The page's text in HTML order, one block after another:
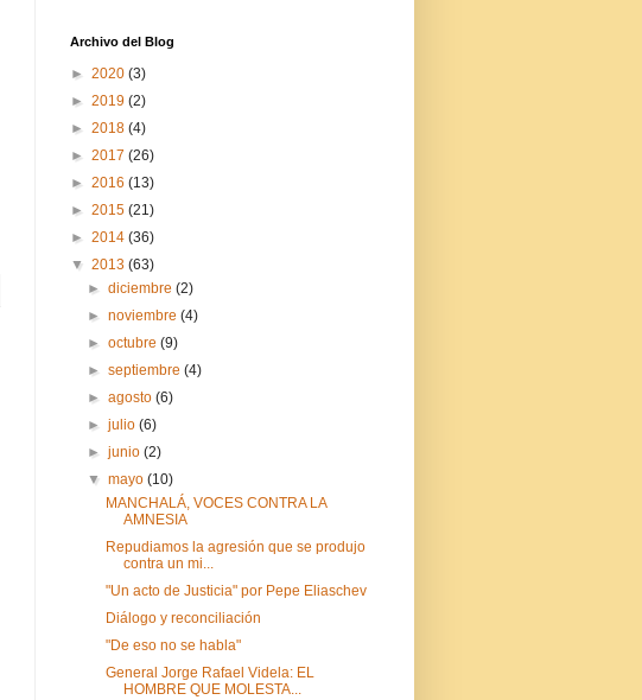
Archivo del Blog
► 2020 (3)
► 2019 (2)
► 2018 (4)
► 2017 (26)
► 2016 (13)
► 2015 (21)
► 2014 (36)
▼ 2013 (63)
►diciembre(2)
►noviembre(4)
►octubre(9)
►septiembre(4)
►agosto(6)
►julio(6)
►junio(2)
▼mayo(10)
MANCHALÁ, VOCES CONTRA LA
AMNESIA
Repudiamos la agresión que se produjo
contra un mi...
"Un acto de Justicia" por Pepe Eliaschev
Diálogo y reconciliación
"De eso no se habla"
General Jorge Rafael Videla: EL
HOMBRE QUE MOLESTA...